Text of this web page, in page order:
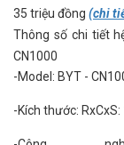
35 triệu đồng (chi
Thông sốchi tiết
CN1000
-Model: BYT -
-Kích thước: